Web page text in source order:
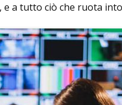
e a tutto ciò che ruota